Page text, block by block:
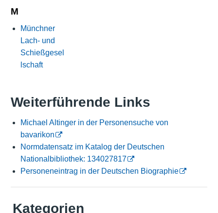
M
Münchner
Lach- und
Schießgesel
lschaft
Weiterführende Links
Michael Altinger in der Personensuche von
bavarikon
Normdatensatz im Katalog der Deutschen
Nationalbibliothek: 134027817
Personeneintrag in der Deutschen Biographie
Kategorien